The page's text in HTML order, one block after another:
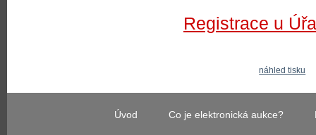
Registrace u
náhled tisku
Úvod Co je elektronická aukce?